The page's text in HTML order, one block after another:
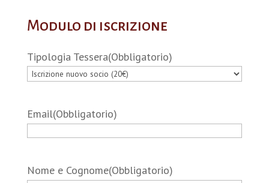
Modulo di iscrizione
Tipologia Tessera(Obbligatorio)
Email(Obbligatorio)
Nome e Cognome(Obbligatorio)